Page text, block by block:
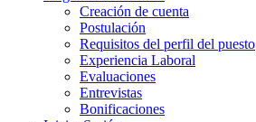
Creación de cuenta
Postulación
Requisitos del perfil del puesto
Experiencia Laboral
Evaluaciones
Entrevistas
Bonificaciones